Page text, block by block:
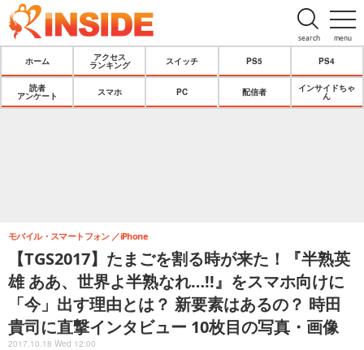
menu
search
ホーム
アクセス
ランキング
スイッチ PS5 PS4
読者
アンケート
スマホ PC 配信者
インサイドちゃ
ん
【TGS2017】たまごを割る時が来た！『半熟英
雄 ああ、世界よ半熟なれ…!!』をスマホ向けに
「今」出す理由とは？ 新要素はあるの？ 時田
貴司に直撃インタビュー 10枚目の写真・画像
モバイル・スマートフォン iPhone
2017.10.18 Wed 12:00